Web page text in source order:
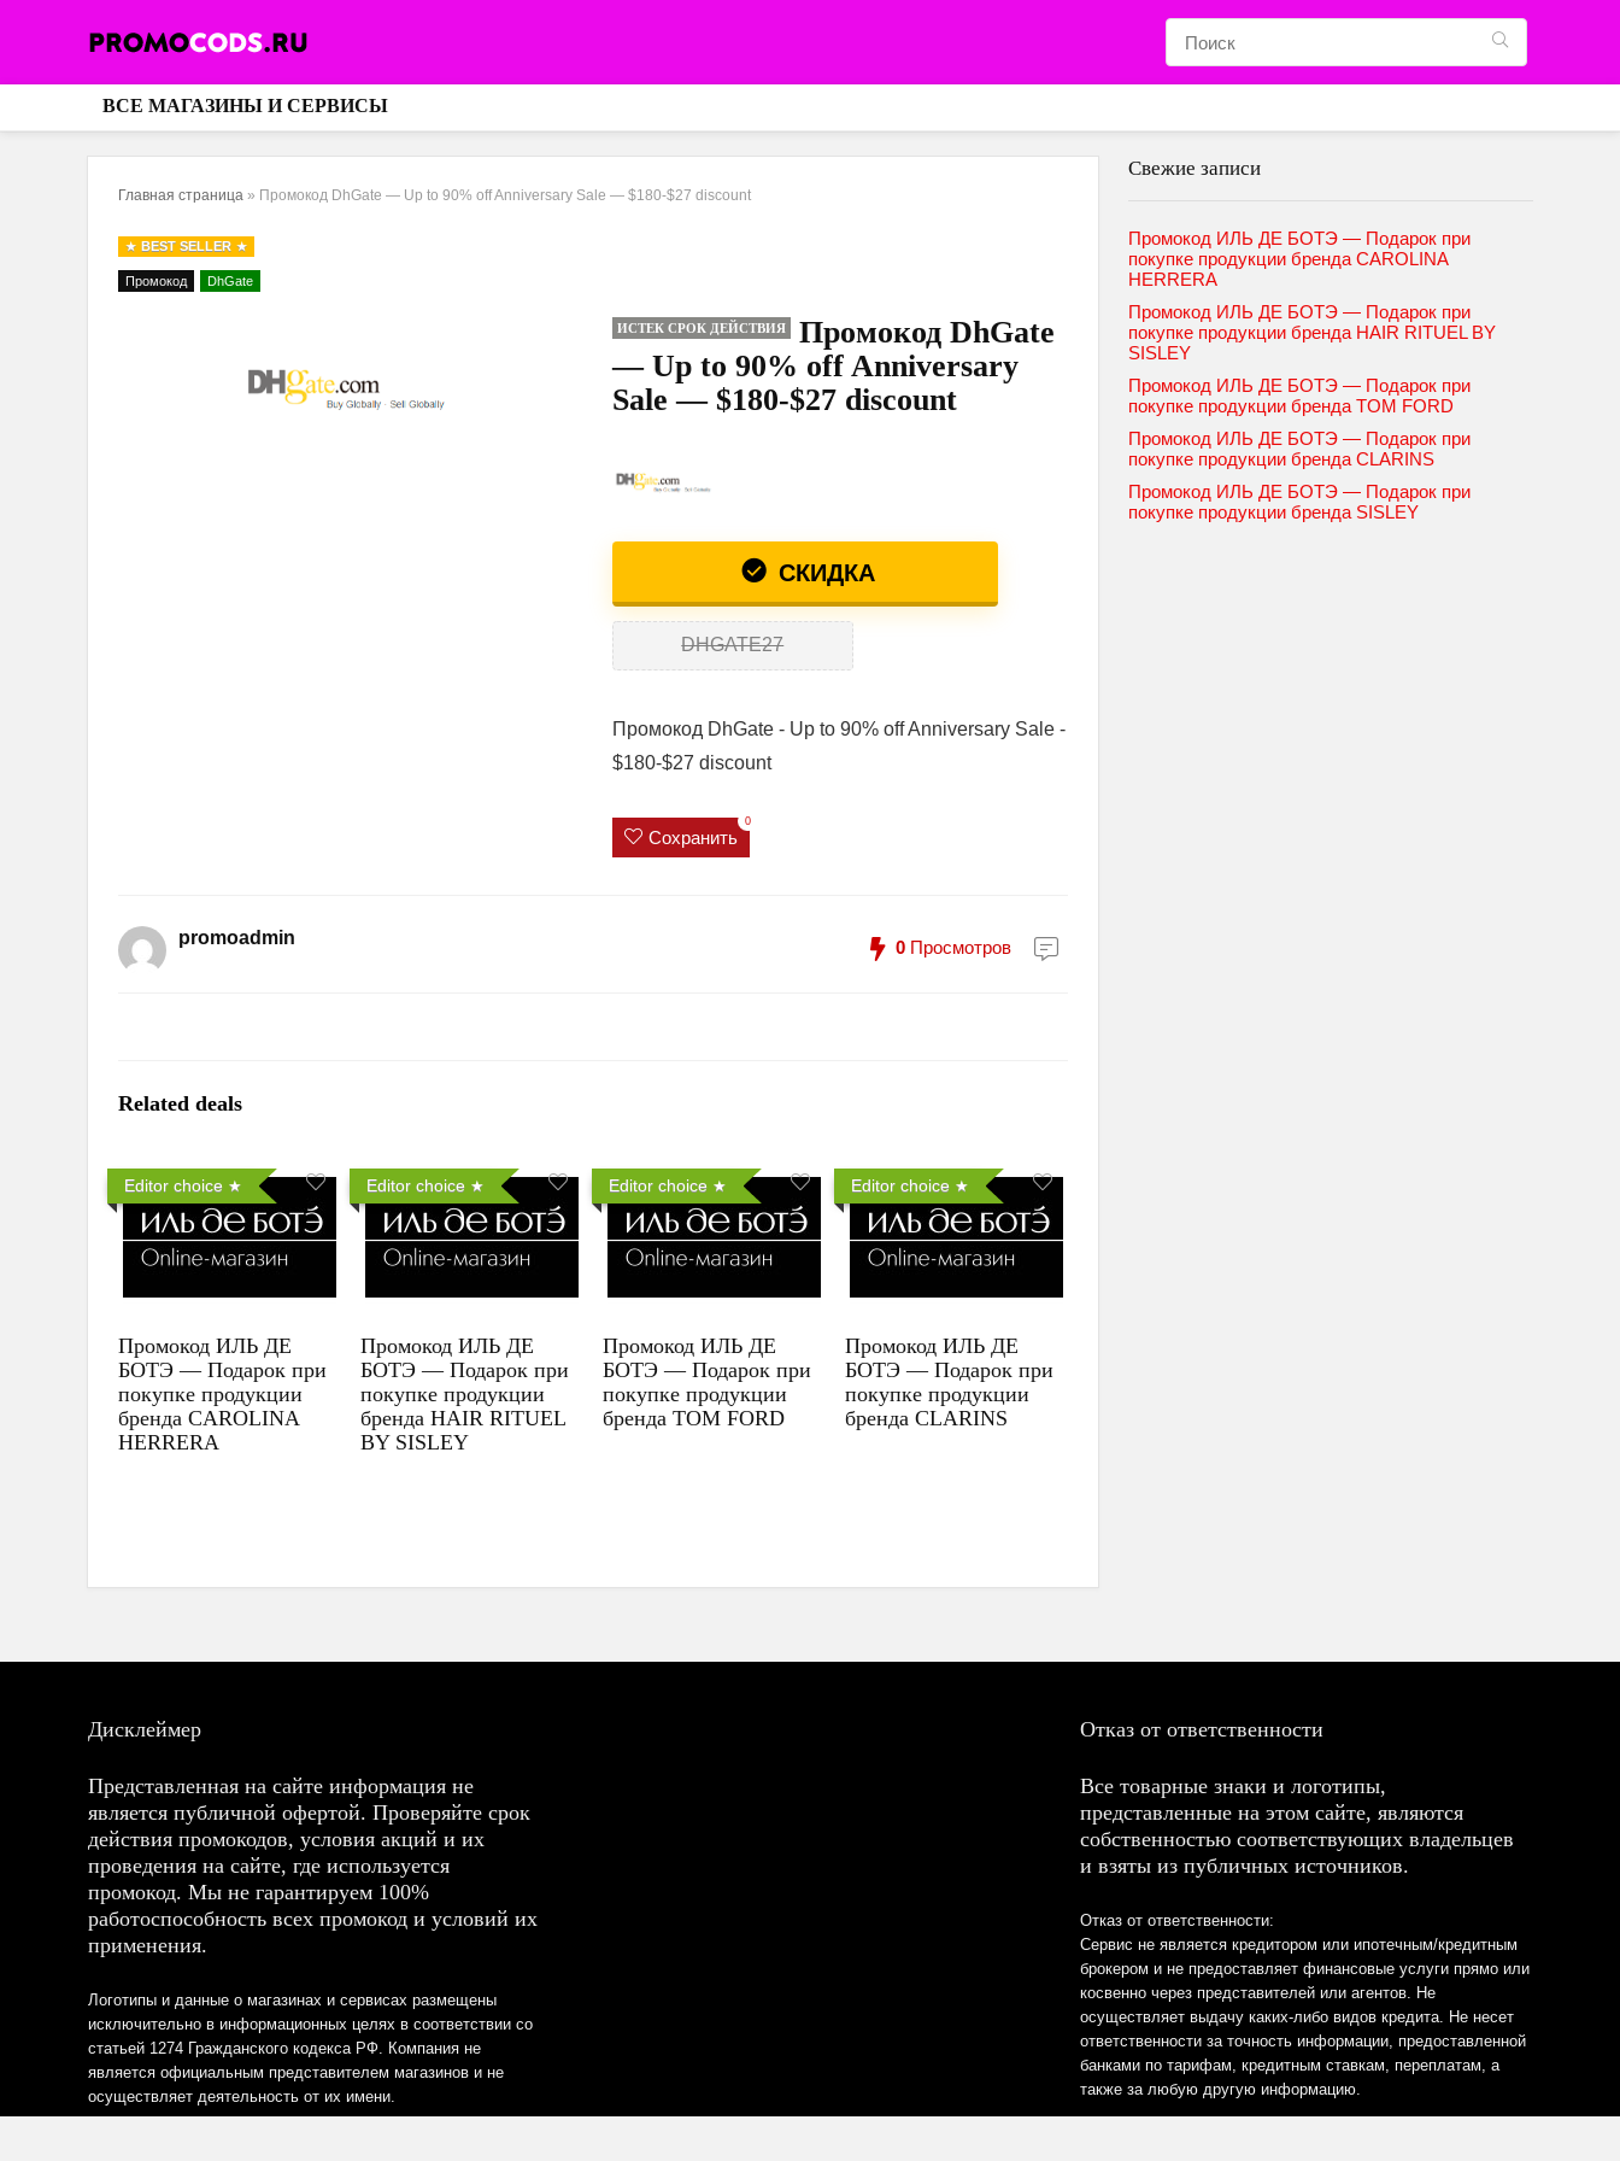
ВСЕ МАГАЗИНЫ И СЕРВИСЫ
Главная страница » Промокод DhGate — Up to 90% off Anniversary Sale — $180-$27 discount
BEST SELLER
Промокод DhGate
ИСТЕК СРОК ДЕЙСТВИЯ
Промокод DhGate
— Up to 90% off Anniversary
Sale — $180-$27 discount
СКИДКА
DHGATE27
Промокод DhGate - Up to 90% off Anniversary Sale -
$180-$27 discount
Сохранить
0
promoadmin 0 Просмотров
Related deals
Editor choice
Промокод ИЛЬ ДЕ
БОТЭ — Подарок при
покупке продукции
бренда CAROLINA
HERRERA
Editor choice
Промокод ИЛЬ ДЕ
БОТЭ — Подарок при
покупке продукции
бренда HAIR RITUEL
BY SISLEY
Editor choice
Промокод ИЛЬ ДЕ
БОТЭ — Подарок при
покупке продукции
бренда TOM FORD
Editor choice
Промокод ИЛЬ ДЕ
БОТЭ — Подарок при
покупке продукции
бренда CLARINS
Свежие записи
Промокод ИЛЬ ДЕ БОТЭ — Подарок при
покупке продукции бренда CAROLINA
HERRERA
Промокод ИЛЬ ДЕ БОТЭ — Подарок при
покупке продукции бренда HAIR RITUEL BY
SISLEY
Промокод ИЛЬ ДЕ БОТЭ — Подарок при
покупке продукции бренда TOM FORD
Промокод ИЛЬ ДЕ БОТЭ — Подарок при
покупке продукции бренда CLARINS
Промокод ИЛЬ ДЕ БОТЭ — Подарок при
покупке продукции бренда SISLEY
Дисклеймер
Представленная на сайте информация не
является публичной офертой. Проверяйте срок
действия промокодов, условия акций и их
проведения на сайте, где используется
промокод. Мы не гарантируем 100%
работоспособность всех промокод и условий их
применения.
Логотипы и данные о магазинах и сервисах размещены
исключительно в информационных целях в соответствии со
статьей 1274 Гражданского кодекса РФ. Компания не
является официальным представителем магазинов и не
осуществляет деятельность от их имени.
Отказ от ответственности
Все товарные знаки и логотипы,
представленные на этом сайте, являются
собственностью соответствующих владельцев
и взяты из публичных источников.
Отказ от ответственности:
Сервис не является кредитором или ипотечным/кредитным
брокером и не предоставляет финансовые услуги прямо или
косвенно через представителей или агентов. Не
осуществляет выдачу каких-либо видов кредита. Не несет
ответственности за точность информации, предоставленной
банками по тарифам, кредитным ставкам, переплатам, а
также за любую другую информацию.